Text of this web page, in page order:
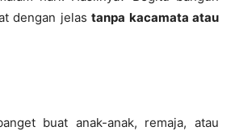
dengan jelas tanpa kacamata atau
buat anak-anak, remaja, atau